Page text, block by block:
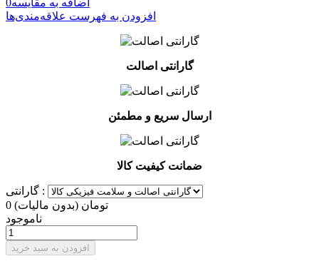
افزودن به فهرست علاقه‌مندی‌ها
گارانتی اصالت
ارسال سریع و مطمئن
ضمانت کیفیت کالا
گارانتی :
0 تومان (بدون مالیات)
ناموجود
افزودن به سبد خرید